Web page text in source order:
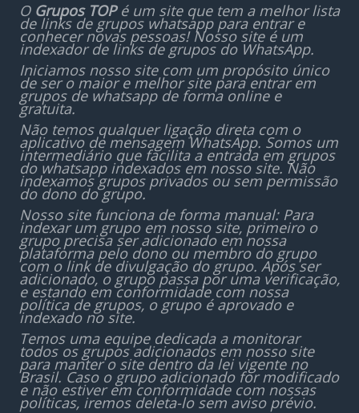
O Grupos TOPé um site que tem a melhor lista
de links de grupos whatsapp para entrar e
conhecer novas pessoas! Nosso site é um
indexador de links de grupos do WhatsApp.
Iniciamos nosso site com um propósito único
de ser o maior e melhor site para entrar em
grupos de whatsapp de forma online e
gratuita.
Não temos qualquer ligação direta com o
aplicativo de mensagem WhatsApp. Somos um
intermediário que facilita a entrada em grupos
do whatsapp indexados em nosso site. Não
indexamos grupos privados ou sem permissão
do dono do grupo.
Nosso site funciona de forma manual: Para
indexar um grupo em nosso site, primeiro o
grupo precisa ser adicionado em nossa
plataforma pelo dono ou membro do grupo
com o link de divulgação do grupo. Após ser
adicionado, o grupo passa por uma verificação,
e estando em conformidade com nossa
política de grupos, o grupo é aprovado e
indexado no site.
Temos uma equipe dedicada a monitorar
todos os grupos adicionados em nosso site
para manter o site dentro da lei vigente no
Brasil. Caso o grupo adicionado for modificado
e não estiver em conformidade com nossas
políticas, iremos deleta-lo sem aviso prévio.